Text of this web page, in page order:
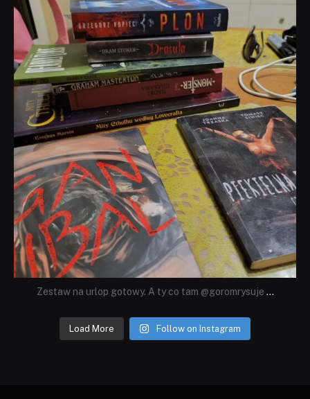
dobryhorror
Lip 31
Zestaw na urlop gotowy. A ty co tam @goromrysuje ...
Load More Follow on Instagram